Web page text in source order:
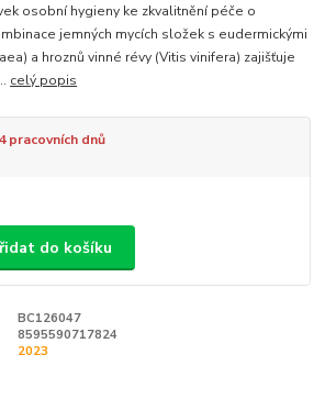
osobní hygieny ke zkvalitnění péče o
jemných mycích složek s eudermickými
a hroznů vinné révy (Vitis vinifera) zajišťuje
celý popis
pracovních dnů
do košíku
BC126047
8595590717824
2023